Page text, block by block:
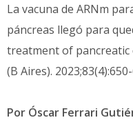
La vacuna de ARNm
páncreas llegó para
treatment of pancreatic
(B Aires).
Por Óscar Ferrari